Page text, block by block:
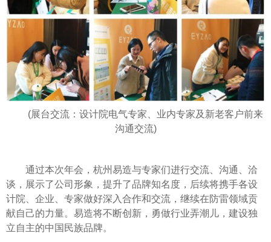
(展台交流：设计院电气专家、业内专家及新老客户前来
沟通交流)
通过本次年会，杭州易造与专家们进行交流、沟通、洽
谈，展示了公司形象，提升了品牌知名度，后续将携手各设
计院、企业、专家做好深入合作和交流，继续在防雷领域贡
献自己的力量。易造将不断创新，勇做行业弄潮儿，建设独
立自主的中国民族品牌。